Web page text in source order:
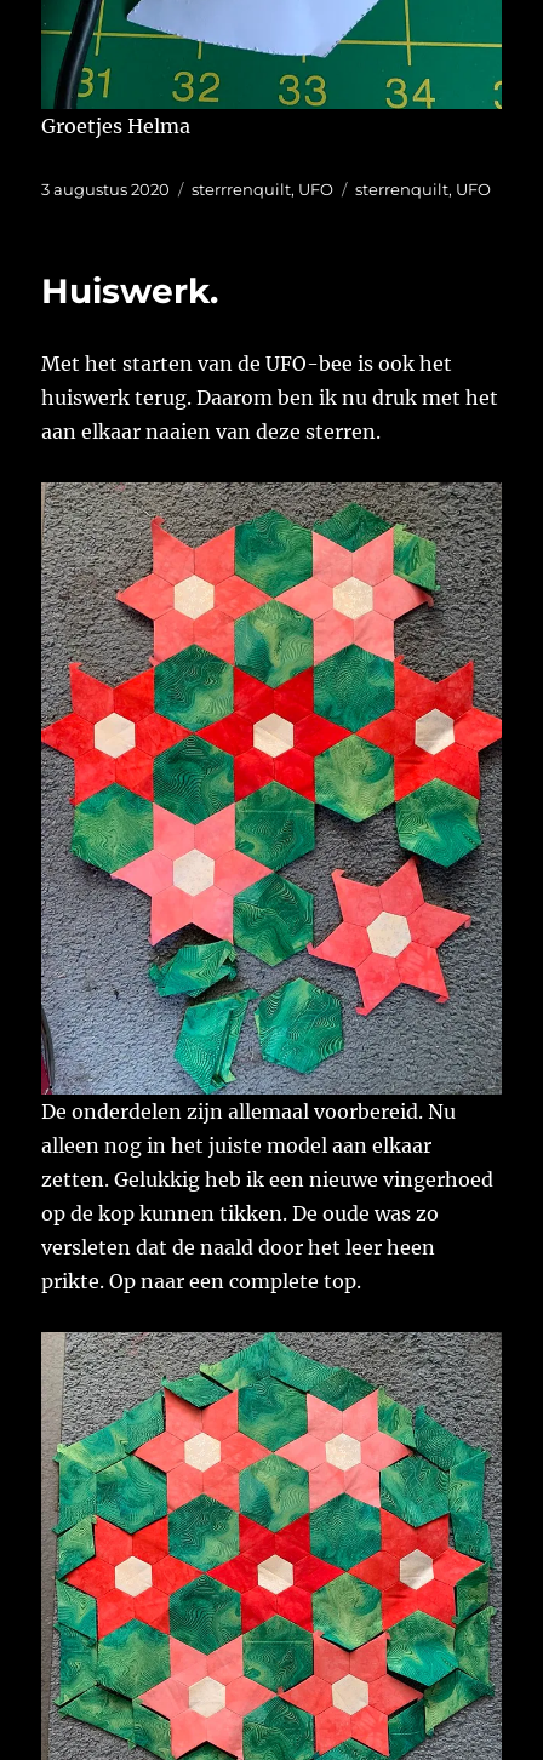
Groetjes Helma
Geplaatst
3 augustus 2020 Categorieën
sterrrenquilt, UFO Tags
sterrenquilt, UFO
Huiswerk.
Met het starten van de UFO-bee is ook het
huiswerk terug. Daarom ben ik nu druk met het
aan elkaar naaien van deze sterren.
De onderdelen zijn allemaal voorbereid. Nu
alleen nog in het juiste model aan elkaar
zetten. Gelukkig heb ik een nieuwe vingerhoed
op de kop kunnen tikken. De oude was zo
versleten dat de naald door het leer heen
prikte. Op naar een complete top.